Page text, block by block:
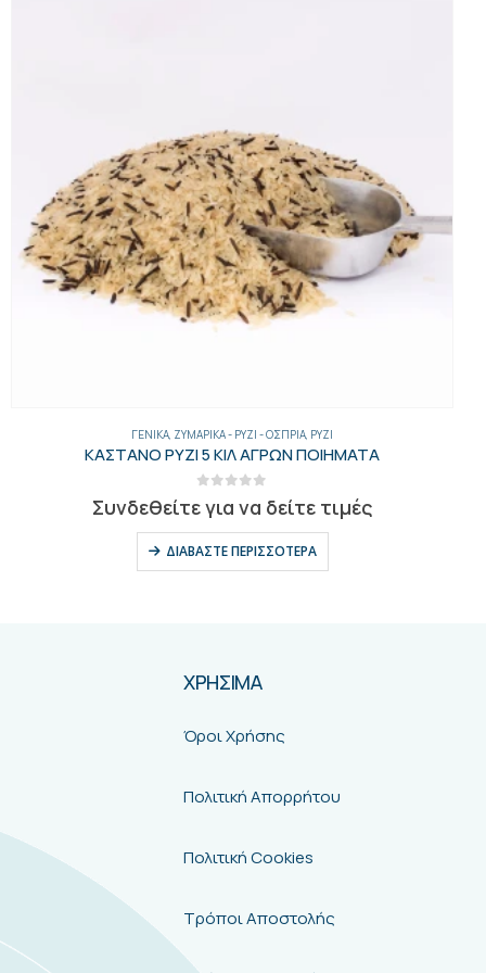
ΓΕΝΙΚΑ ΖΥΜΑΡΙΚΆ - ΡΎΖΙ - ΌΣΠΡΙΑ ΡΎΖΙ
ΚΑΣΤΑΝΟ ΡΥΖΙ 5 ΚΙΛ ΑΓΡΩΝ ΠΟΙΗΜΑΤΑ
Συνδεθείτε για να δείτε τιμές
ΔΙΑΒΆΣΤΕ ΠΕΡΙΣΣΌΤΕΡΑ
ΧΡΗΣΙΜΑ
Όροι Χρήσης
Πολιτική Απορρήτου
Πολιτική Cookies
Τρόποι Αποστολής